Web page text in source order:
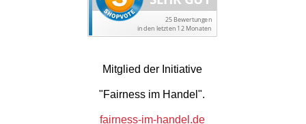
Mitglied der Initiative
"Fairness im Handel".
fairness-im-handel.de